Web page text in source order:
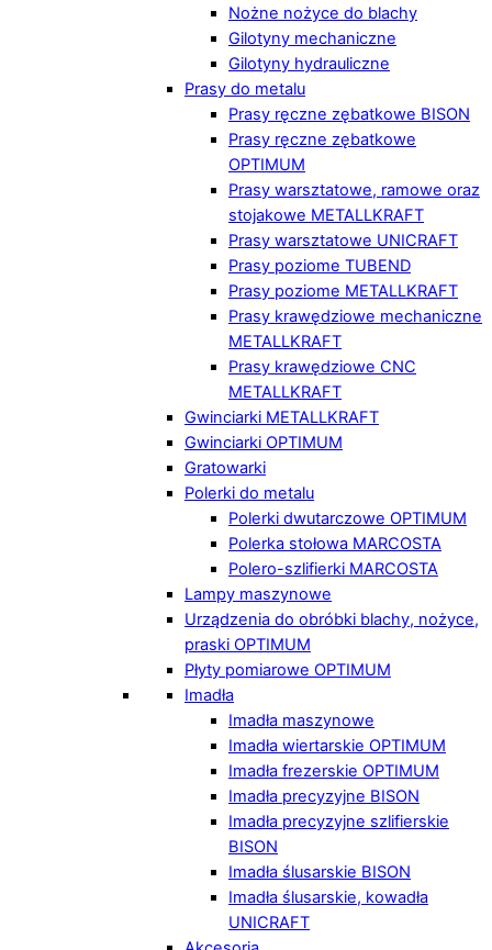
Nożne nożyce do blachy
Gilotyny mechaniczne
Gilotyny hydrauliczne
Prasy do metalu
Prasy ręczne zębatkowe BISON
Prasy ręczne zębatkowe
OPTIMUM
Prasy warsztatowe, ramowe oraz
stojakowe METALLKRAFT
Prasy warsztatowe UNICRAFT
Prasy poziome TUBEND
Prasy poziome METALLKRAFT
Prasy krawędziowe mechaniczne
METALLKRAFT
Prasy krawędziowe CNC
METALLKRAFT
Gwinciarki METALLKRAFT
Gwinciarki OPTIMUM
Gratowarki
Polerki do metalu
Polerki dwutarczowe OPTIMUM
Polerka stołowa MARCOSTA
Polero-szlifierki MARCOSTA
Lampy maszynowe
Urządzenia do obróbki blachy, nożyce,
praski OPTIMUM
Płyty pomiarowe OPTIMUM
Imadła
Imadła maszynowe
Imadła wiertarskie OPTIMUM
Imadła frezerskie OPTIMUM
Imadła precyzyjne BISON
Imadła precyzyjne szlifierskie
BISON
Imadła ślusarskie BISON
Imadła ślusarskie, kowadła
UNICRAFT